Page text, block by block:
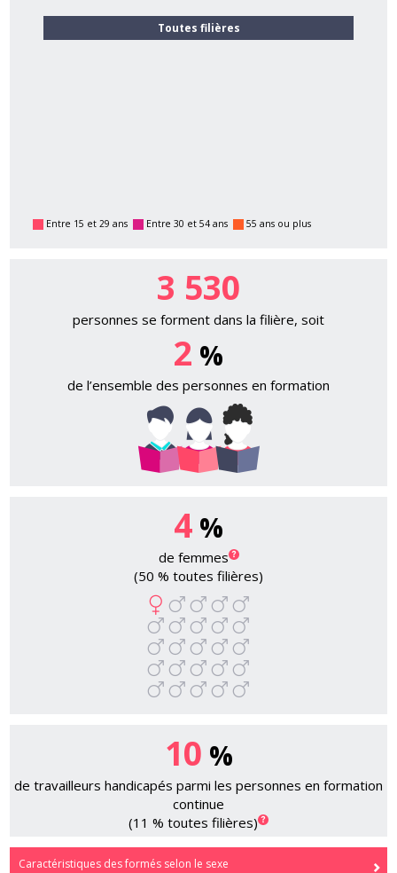
Toutes filières
Entre 15 et 29 ans Entre 30 et 54 ans 55 ans ou plus
3 530
personnes se forment dans la filière, soit
2 %
de l’ensemble des personnes en formation
4 %
de femmes
(50 % toutes filières)
10 %
de travailleurs handicapés parmi les personnes en formation
continue
(11 % toutes filières)
Caractéristiques des formés selon le sexe